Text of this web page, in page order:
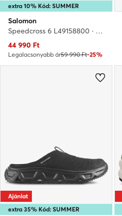
extra 10% Kód: SUMMER
Salomon
Speedcross 6 L49158800 · Futócipő
Aktuális ár
44 990 Ft
Legalacsonyabb ár59 990 Ft-25%
extra 35% Kód: SUMMER
Ajánlat